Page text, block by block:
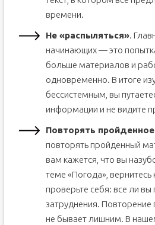
времени.
Не «распыляться».
начинающих — это
больше материалов и
одновременно. В итоге
бессистемным, вы
информации и не видите
Повторять пройденное
повторять пройденный
вам кажется, что вы
теме «Погода», вернитесь
проверьте себя: все ли
затруднения. Повторение
не бывает лишним. В